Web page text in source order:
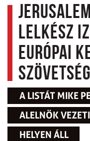
lelkész
európai
A LISTÁT MIKE
ALELNÖK
HELYEN ÁLL